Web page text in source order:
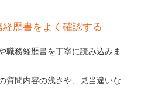
歴書をよく確認する
職務経歴書を丁寧に読み込みま
質問内容の浅さや、見当違いな